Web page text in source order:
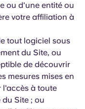
ou d'une entité ou
votre affiliation à
tout logiciel sous
du Site, ou
de découvrir
mesures mises en
à toute
Site ; ou